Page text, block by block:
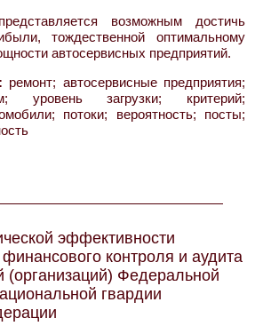
возможным достичь
тождественной оптимальному
автосервисных предприятий.
ремонт; автосервисные предприятия;
уровень загрузки; критерий;
потоки; вероятность; посты;
эффективности
контроля и аудита
(организаций) Федеральной
гвардии